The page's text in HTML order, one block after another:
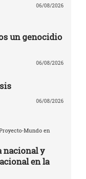
06/08/2026
un genocidio
06/08/2026
06/08/2026
Mundo en
nacional y
en la